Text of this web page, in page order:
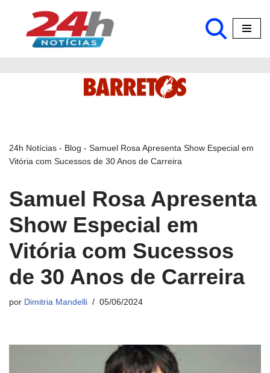
Pular
24h Notícias - Blog - Samuel Rosa Apresenta Show Especial em
Vitória com Sucessos de 30 Anos de Carreira
Samuel Rosa Apresenta
Show Especial em
Vitória com Sucessos
de 30 Anos de Carreira
por Dimitria Mandelli 05/06/2024